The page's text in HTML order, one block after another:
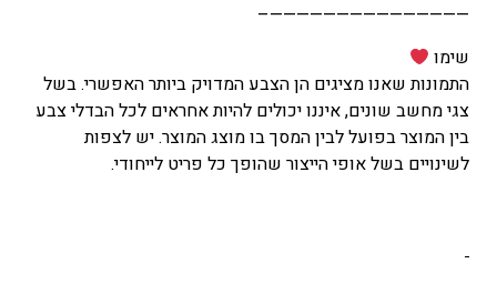
———————————————–
שימו
התמונות שאנו מציגים הן הצבע המדויק ביותר האפשרי. בשל
צגי מחשב שונים, איננו יכולים להיות אחראים לכל הבדלי צבע
בין המוצר בפועל לבין המסך בו מוצג המוצר. יש לצפות
לשינויים בשל אופי הייצור שהופך כל פריט לייחודי.